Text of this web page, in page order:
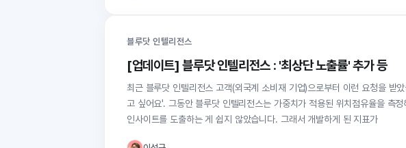
블루닷 인텔리전스
[업데이트] 블루닷 인텔리전스 : '최상단 노출률' 추가 등
최근 블루닷 인텔리전스 고객(외국계 소비재 기업)으로부터 이런 요청을 받
고 싶어요'. 그동안 블루닷 인텔리전스는 가중치가 적용된 위치점유율을 측
인사이트를 도출하는 게 쉽지 않았습니다. 그래서 개발하게 된 지표가